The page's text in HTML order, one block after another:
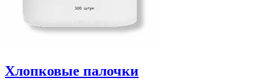
Хлопковые палочки